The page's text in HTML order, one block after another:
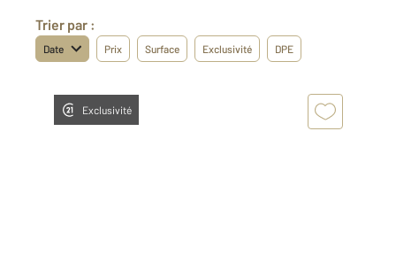
Trier par :
Date Prix Surface Exclusivité DPE
Exclusivité